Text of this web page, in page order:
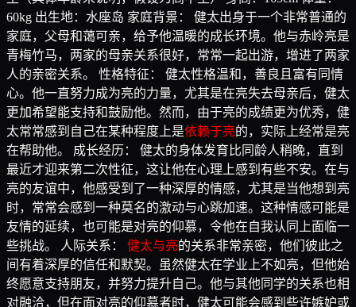
60kg 出生地：水座岛 家庭背景： 健太出身于一个非常普通的
家庭，父母和蔼可亲，给予他温暖的成长环境。他与赤岭亮是
青梅竹马，两家的母亲关系很好，常常一起出游，增进了两家
人的亲密关系。 性格特征： 健太性格温和，善良且富有同情
心。他一直努力成为亮的力量，尤其是在亮失去母亲后，健太
更加希望能支持和鼓励他。然而，由于亮的成绩更为优秀，健
太常常感到自己在某种程度上是依赖于亮的，实际上经常是亮
在帮助他。 成长经历： 健太的身体发育比同龄人稍晚，直到
最近才迎来第二次性征，这让他在心理上感到有些不安。在与
亮的友谊中，他感受到了一种深厚的情感，尤其是当他想到亮
时，常常会感到一种莫名的激动与心跳加速。这种情感可能是
友情的延续，也可能是对亮的仰慕，令他在自我认同上面临一
些挑战。 人际关系： 健太与亮的关系非常亲密，他们彼此之
间有着深厚的信任和默契。虽然健太在学业上不如亮，但他始
终愿意支持朋友，并努力提升自己。他与其他同学的关系也相
对融洽，但在面对亮的仰慕者时，健太可能会感到些许嫉妒或